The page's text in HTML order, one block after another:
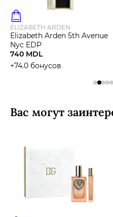
ELIZABETH ARDEN
Elizabeth Arden 5th Avenue
Nyc EDP
740 MDL
+74.0 бонусов
Вас могут